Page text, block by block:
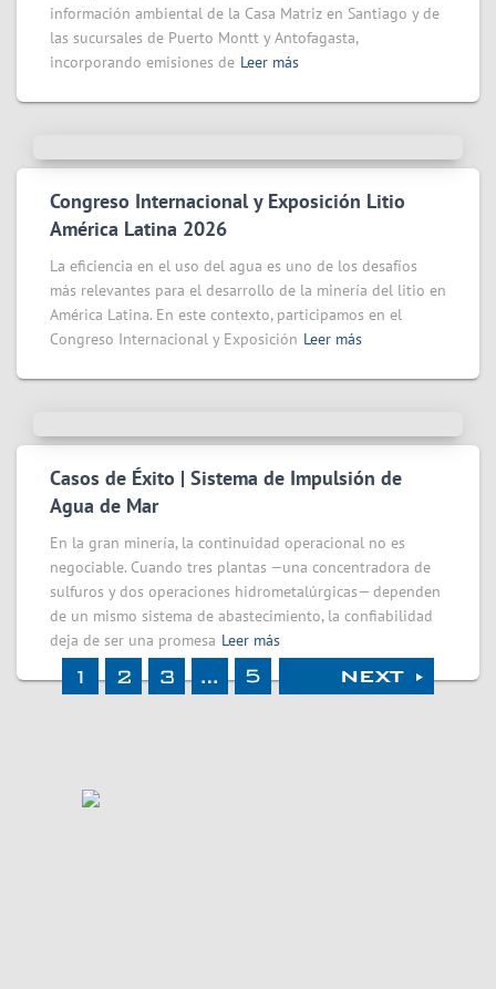
información ambiental de la Casa Matriz en Santiago y de
las sucursales de Puerto Montt y Antofagasta,
incorporando emisiones de Leer más
Congreso Internacional y Exposición Litio
América Latina 2026
La eficiencia en el uso del agua es uno de los desafíos
más relevantes para el desarrollo de la minería del litio en
América Latina. En este contexto, participamos en el
Congreso Internacional y Exposición Leer más
Casos de Éxito | Sistema de Impulsión de
Agua de Mar
En la gran minería, la continuidad operacional no es
negociable. Cuando tres plantas —una concentradora de
sulfuros y dos operaciones hidrometalúrgicas— dependen
de un mismo sistema de abastecimiento, la confiabilidad
deja de ser una promesa Leer más